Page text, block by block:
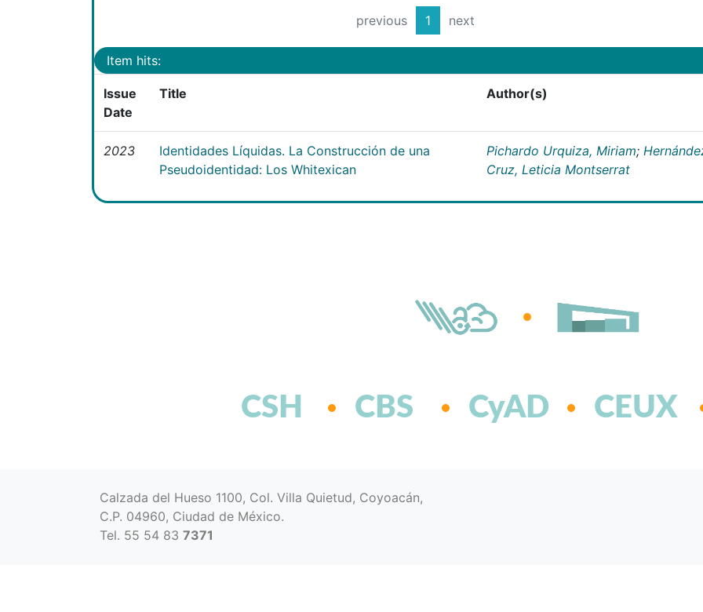
previous 1 next
Item hits:
Issue
Date
Title Author(s)
2023
Identidades Líquidas. La Construcción de una
Pseudoidentidad: Los Whitexican
Pichardo Urquiza, Miriam;
Cruz, Leticia Montserrat
CSH CBS CyAD CEUX
Calzada del Hueso 1100, Col. Villa Quietud, Coyoacán,
C.P. 04960, Ciudad de México.
Tel. 55 54 83 7371